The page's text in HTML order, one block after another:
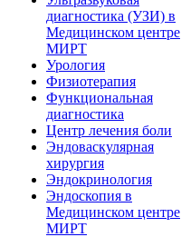
диагностика (УЗИ) в
Медицинском центре
МИРТ
Урология
Физиотерапия
Функциональная
диагностика
Центр лечения боли
Эндоваскулярная
хирургия
Эндокринология
Эндоскопия в
Медицинском центре
МИРТ